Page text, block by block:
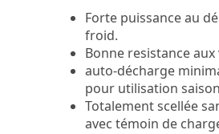
Forte puissance au
froid.
Bonne resistance
auto-décharge
pour utilisation
Totalement scellée
avec témoin de